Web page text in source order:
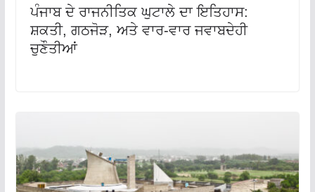
ਪੰਜਾਬ ਦੇ ਰਾਜਨੀਤਿਕ ਘੁਟਾਲੇ ਦਾ ਇਤਿਹਾਸ:
ਸ਼ਕਤੀ, ਗਠਜੋੜ, ਅਤੇ ਵਾਰ-ਵਾਰ ਜਵਾਬਦੇਹੀ
ਚੁਣੌਤੀਆਂ